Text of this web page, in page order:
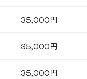
35,000円
35,000円
35,000円